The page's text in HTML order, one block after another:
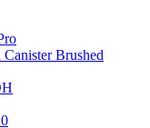
Brushed